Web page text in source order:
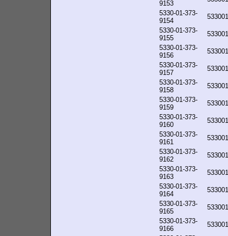
9153
5330-01-373-
9154
5330-01-373-
9155
5330-01-373-
9156
5330-01-373-
9157
5330-01-373-
9158
5330-01-373-
9159
5330-01-373-
9160
5330-01-373-
9161
5330-01-373-
9162
5330-01-373-
9163
5330-01-373-
9164
5330-01-373-
9165
5330-01-373-
9166